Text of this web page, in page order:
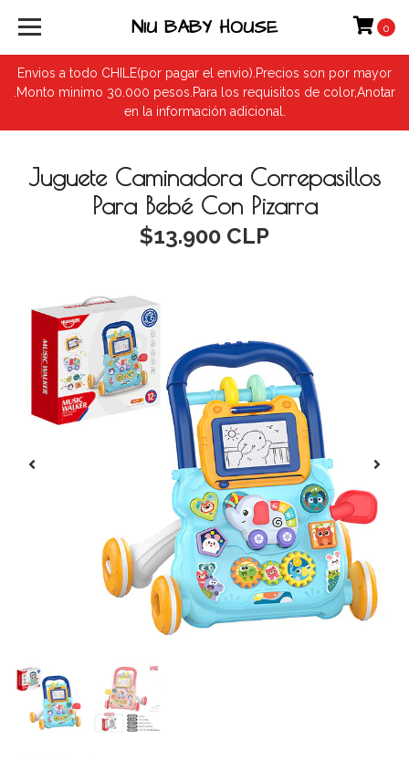
Envios a todo CHILE(por pagar el envio).Precios son por mayor
.Monto minimo 30.000 pesos.Para los requisitos de color,Anotar
en la información adicional.
NIU BABY HOUSE 0
Juguete Caminadora Correpasillos
Para Bebé Con Pizarra
$13.900 CLP